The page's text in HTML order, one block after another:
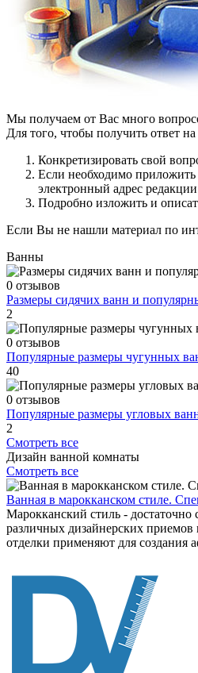
Мы получаем от Вас много
Для того, чтобы получить ответ
Конкретизировать свой
Если необходимо
электронный адрес редакции
Подробно изложить и
Если Вы не нашли материал по
Ванны
0 отзывов
Размеры сидячих ванн и
2
0 отзывов
Популярные размеры чугунных
40
0 отзывов
Популярные размеры угловых
2
Смотреть все
Дизайн ванной комнаты
Смотреть все
Ванная в марокканском стиле.
Марокканский стиль -
различных дизайнерских
отделки применяют для создания